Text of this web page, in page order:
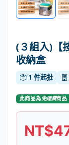
(３組入)【
收納盒
1 件起批
此商品為免運費商品